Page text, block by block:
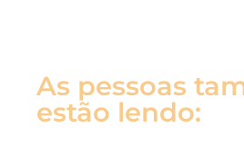
As pessoas
estão lendo: